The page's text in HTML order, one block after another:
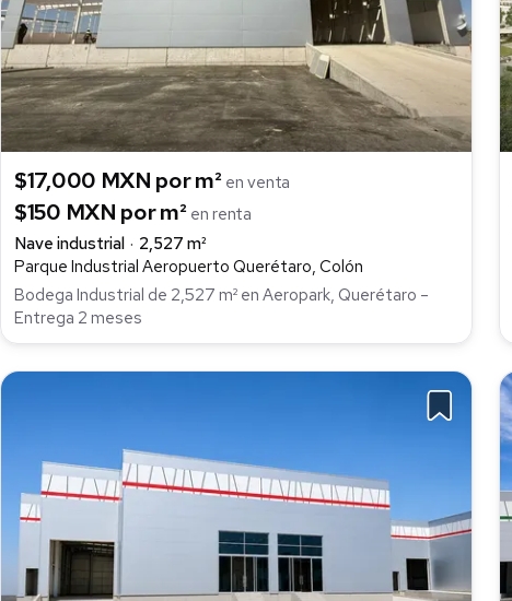
$17,000 MXN por m² en venta
$150 MXN por m² en renta
Nave industrial
2,527 m²
Parque Industrial Aeropuerto Querétaro, Colón
Bodega Industrial de 2,527 m² en Aeropark, Querétaro –
Entrega 2 meses